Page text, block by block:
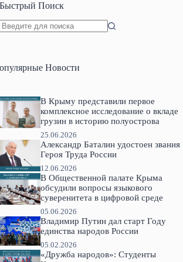
Быстрый Поиск
Новости
В Крыму представили первое
комплексное исследование о вкладе
грузин в историю полуострова
25.06.2026
Александр Баталин удостоен звания
Героя Труда России
12.06.2026
В Общественной палате Крыма
обсудили вопросы языкового
суверенитета в цифровой среде
05.06.2026
Владимир Путин дал старт Году
единства народов России
05.02.2026
«Дружба народов»: Студенты